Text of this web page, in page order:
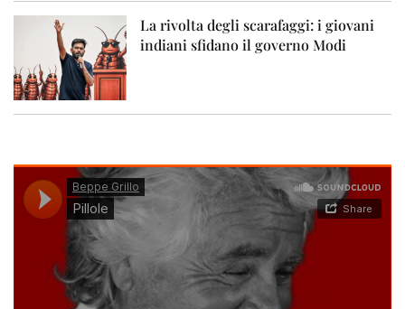
La rivolta degli scarafaggi: i giovani
indiani sfidano il governo Modi